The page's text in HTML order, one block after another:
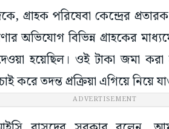
গ্রাহক পরিষেবা কেন্দ্রের
অভিযোগ বিভিন্ন গ্রাহকের
হয়েছিল। ওই টাকা জমা করা
করে তদন্ত প্রক্রিয়া এগিয়ে নিয়ে
ADVERTISEMENT